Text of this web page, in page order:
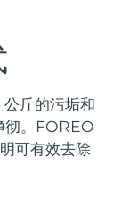
斤的污垢和
彻。FOREO
可有效去除
送达日期
送达日期8/10/26
送达日期